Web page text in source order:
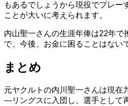
もあるでしょうから現役でプレー
ことが大いに考えられます。
内山聖一さんの生涯年俸は22年で
で、今後、お金に困ることはない
まとめ
元ヤクルトの内川聖一さんは現在
―リングスに入団し、選手として